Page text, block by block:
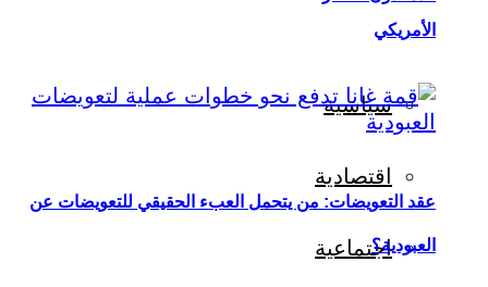
سياسية
اقتصادية
اجتماعية
الأمريكي
عقد التعويضات: من يتحمل العبء الحقيقي للتعويضات عن
العبودية؟